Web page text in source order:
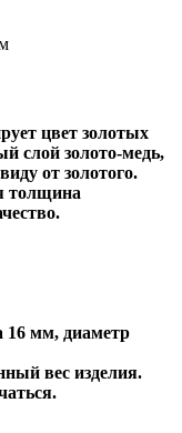
цвет золотых
слой золото-медь,
от золотого.
толщина
16 мм, диаметр
вес изделия.